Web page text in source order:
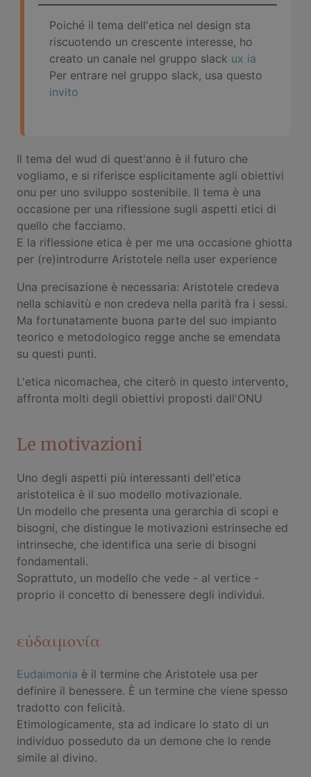
Poiché il tema dell'etica nel design sta
riscuotendo un crescente interesse, ho
creato un canale nel gruppo slack ux ia
Per entrare nel gruppo slack, usa questo
invito
Il tema del wud di quest'anno è il futuro che
vogliamo, e si riferisce esplicitamente agli obiettivi
onu per uno sviluppo sostenibile. Il tema è una
occasione per una riflessione sugli aspetti etici di
quello che facciamo.
E la riflessione etica è per me una occasione ghiotta
per (re)introdurre Aristotele nella user experience
Una precisazione è necessaria: Aristotele credeva
nella schiavitù e non credeva nella parità fra i sessi.
Ma fortunatamente buona parte del suo impianto
teorico e metodologico regge anche se emendata
su questi punti.
L'etica nicomachea, che citerò in questo intervento,
affronta molti degli obiettivi proposti dall'ONU
Le motivazioni
Uno degli aspetti più interessanti dell'etica
aristotelica è il suo modello motivazionale.
Un modello che presenta una gerarchia di scopi e
bisogni, che distingue le motivazioni estrinseche ed
intrinseche, che identifica una serie di bisogni
fondamentali.
Soprattuto, un modello che vede - al vertice -
proprio il concetto di benessere degli individui.
εὐδαιμονία
Eudaimonia è il termine che Aristotele usa per
definire il benessere. È un termine che viene spesso
tradotto con felicità.
Etimologicamente, sta ad indicare lo stato di un
individuo posseduto da un demone che lo rende
simile al divino.